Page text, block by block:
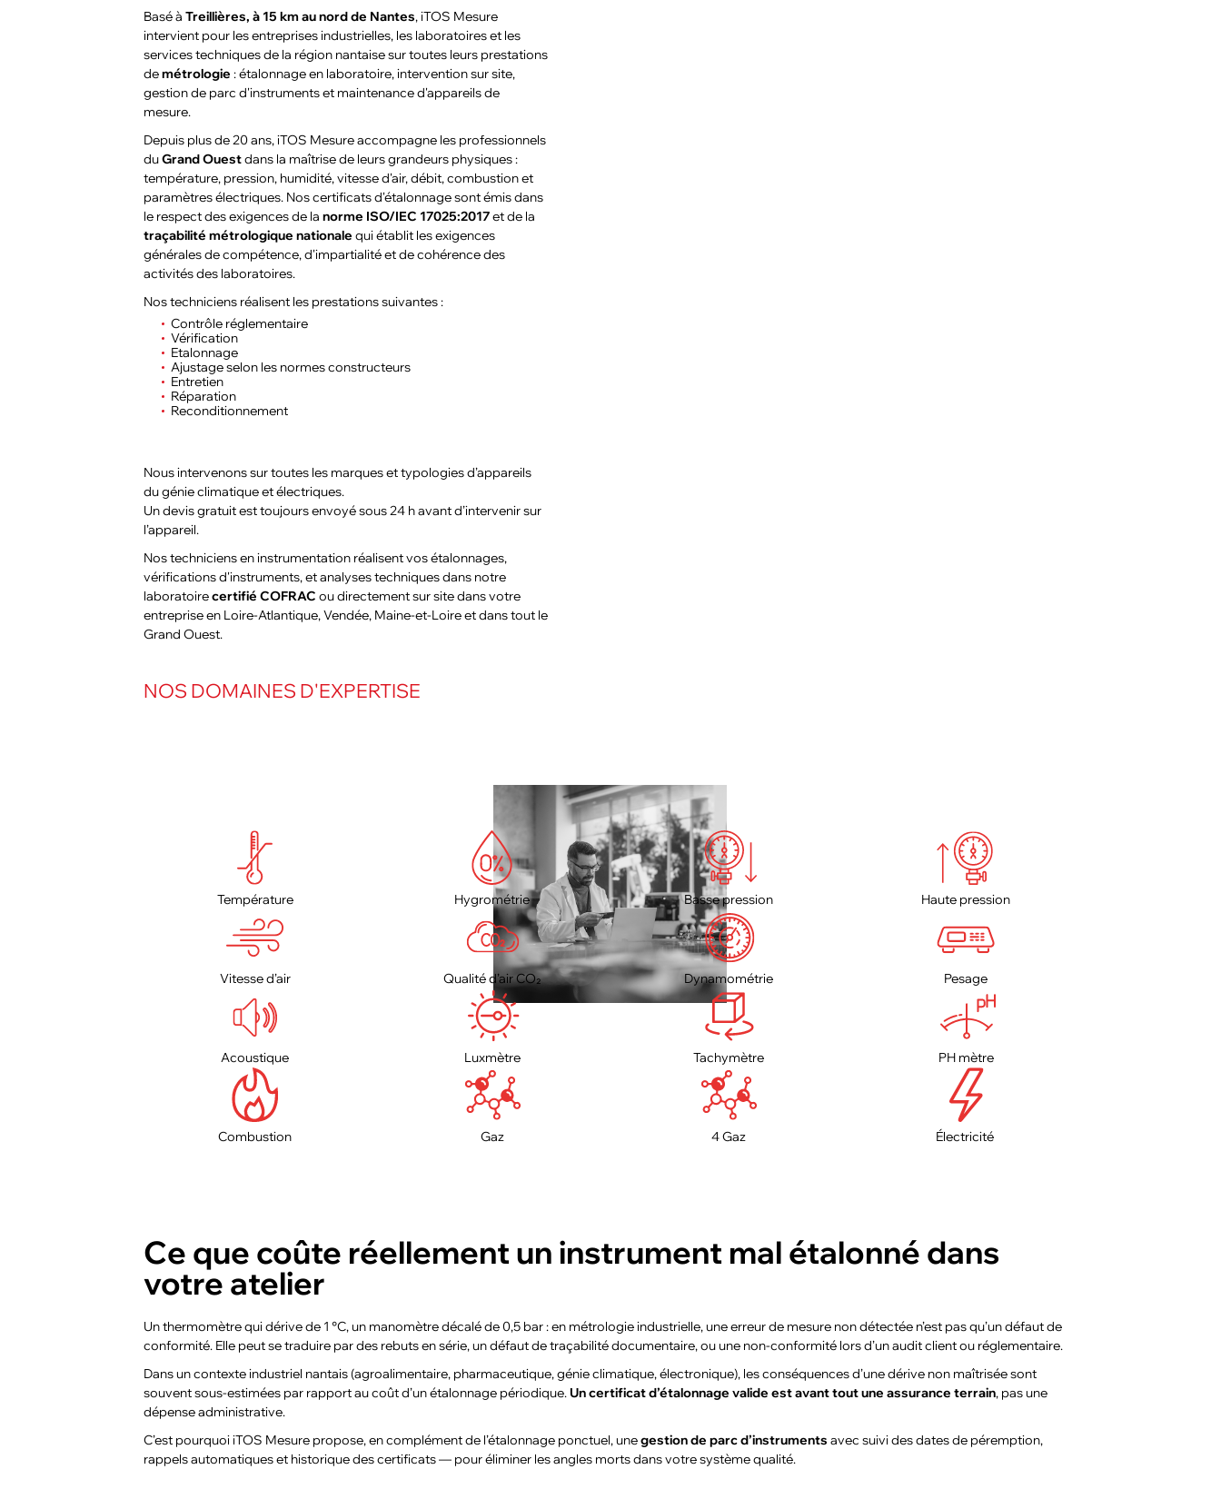
Basé à Treillières, à 15 km au nord de Nantes, iTOS Mesure
intervient pour les entreprises industrielles, les laboratoires et les
services techniques de la région nantaise sur toutes leurs prestations
demétrologie : étalonnage en laboratoire, intervention sur site,
gestion de parc d'instruments et maintenance d'appareils de
mesure.
Depuis plus de 20 ans, iTOS Mesure accompagne les professionnels
duGrand Ouestdans la maîtrise de leurs grandeurs physiques :
température, pression, humidité, vitesse d'air, débit, combustion et
paramètres électriques. Nos certificats d'étalonnage sont émis dans
le respect des exigences de la norme ISO/IEC 17025:2017et de la
traçabilité métrologique nationale qui établit les exigences
générales de compétence, d'impartialité et de cohérence des
activités des laboratoires.
Nos techniciens réalisent les prestations suivantes :
Contrôle réglementaire
Vérification
Etalonnage
Ajustage selon les normes constructeurs
Entretien
Réparation
Reconditionnement
Nous intervenons sur toutes les marques et typologies d’appareils
du génie climatique et électriques.
Un devis gratuit est toujours envoyé sous 24 h avant d’intervenir sur
l’appareil.
Nos techniciens en instrumentation réalisent vos étalonnages,
vérifications d'instruments, et analyses techniques dans notre
laboratoirecertifié COFRAC ou directement sur site dans votre
entreprise en Loire-Atlantique, Vendée, Maine-et-Loire et dans tout le
Grand Ouest.
NOS DOMAINES D'EXPERTISE
Température
Vitesse d’air
Acoustique
Combustion
Hygrométrie
Qualité d’air CO₂
Luxmètre
Gaz
Basse pression
Dynamométrie
Tachymètre
4 Gaz
Haute pression
Pesage
PH mètre
Électricité
Ce que coûte réellement un instrument mal étalonné dans
votre atelier
Un thermomètre qui dérive de 1 °C, un manomètre décalé de 0,5 bar : en métrologie industrielle, une erreur de mesure non détectée n’est pas qu’un défaut de
conformité. Elle peut se traduire par des rebuts en série, un défaut de traçabilité documentaire, ou une non-conformité lors d’un audit client ou réglementaire.
Dans un contexte industriel nantais (agroalimentaire, pharmaceutique, génie climatique, électronique), les conséquences d’une dérive non maîtrisée sont
souvent sous-estimées par rapport au coût d’un étalonnage périodique.Un certificat d’étalonnage valide est avant tout une assurance terrain, pas une
dépense administrative.
C’est pourquoi iTOS Mesure propose, en complément de l’étalonnage ponctuel, unegestion de parc d’instruments avec suivi des dates de péremption,
rappels automatiques et historique des certificats — pour éliminer les angles morts dans votre système qualité.